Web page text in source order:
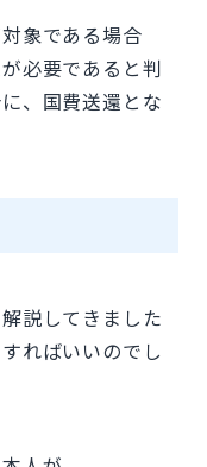
象である場合
必要であると判
、国費送還とな
説してきました
ればいいのでし